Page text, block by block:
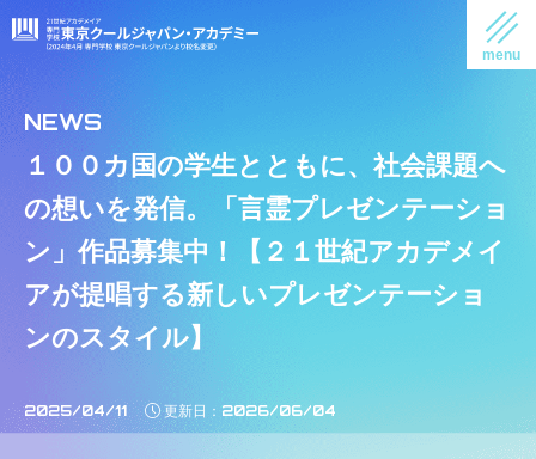
１００カ国の学生とともに、社会課題へ
の想いを発信。「言霊プレゼンテーショ
ン」作品募集中！【２１世紀アカデメイ
アが提唱する新しいプレゼンテーショ
ンのスタイル】
2025/04/11 更新日： 2026/06/04